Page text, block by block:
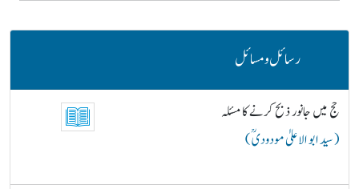
رسائل و مسائل
حج میں جانور ذبح کرنے کا مسئلہ
( سید ابو الاعلیٰ مودودیؒ )